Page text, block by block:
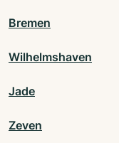
Bremen
Wilhelmshaven
Jade
Zeven